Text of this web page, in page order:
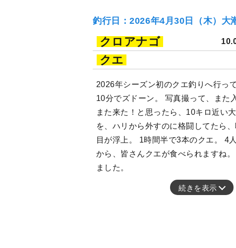
釣行日：2026年4月30日（木）大
クロアナゴ
クエ
2026年シーズン初のクエ釣りへ行っ
10分でズドーン。 写真撮って、また
また来た！と思ったら、10キロ近い
を、ハリから外すのに格闘してたら
目が浮上。 1時間半で3本のクエ。 4
から、皆さんクエが食べられますね
ました。
続きを表示